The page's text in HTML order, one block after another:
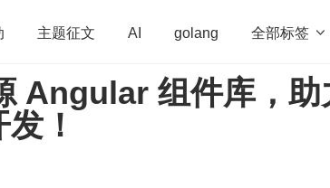
主题征文 AI golang 全部标签 
算法 学习方法 Web3.0 高
维
组件库，助
！